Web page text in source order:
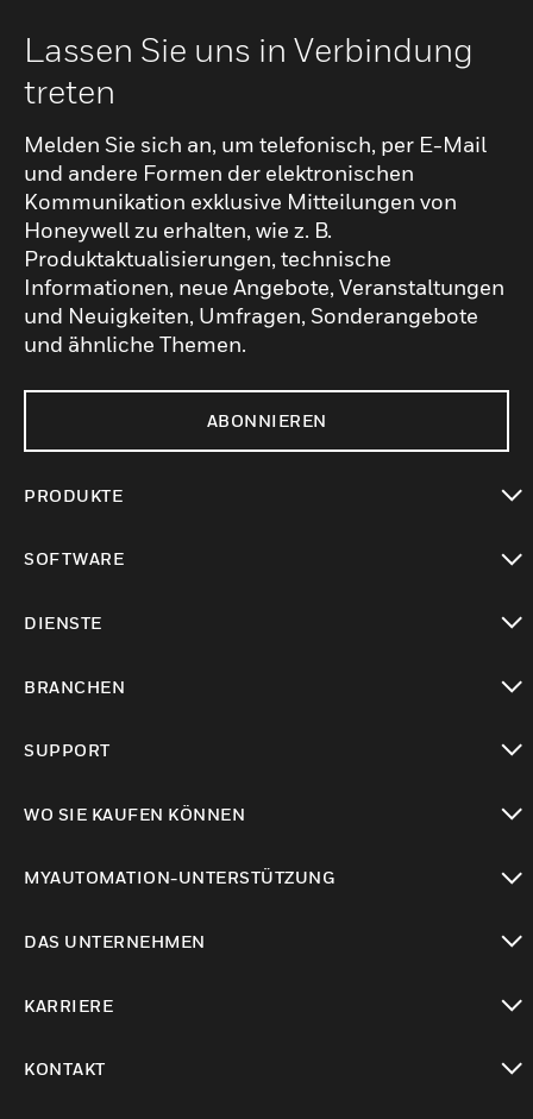
Lassen Sie uns in Verbindung
treten
Melden Sie sich an, um telefonisch, per E-Mail
und andere Formen der elektronischen
Kommunikation exklusive Mitteilungen von
Honeywell zu erhalten, wie z. B.
Produktaktualisierungen, technische
Informationen, neue Angebote, Veranstaltungen
und Neuigkeiten, Umfragen, Sonderangebote
und ähnliche Themen.
ABONNIEREN
PRODUKTE
SOFTWARE
DIENSTE
BRANCHEN
SUPPORT
WO SIE KAUFEN KÖNNEN
MYAUTOMATION-UNTERSTÜTZUNG
DAS UNTERNEHMEN
KARRIERE
KONTAKT